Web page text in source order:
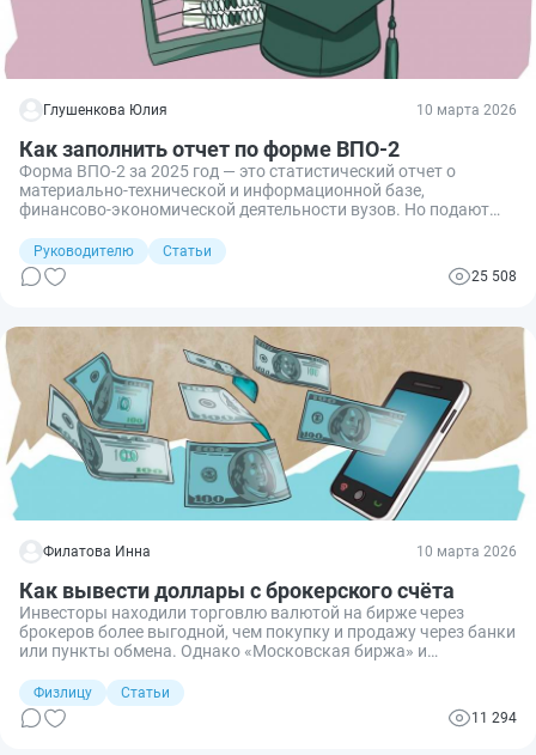
Глушенкова Юлия 10 марта 2026
Как заполнить отчет по форме ВПО-2
Форма ВПО-2 за 2025 год — это статистический отчет о
материально-технической и информационной базе,
финансово-экономической деятельности вузов. Но подают
образования.
Руководителю
Статьи
25 508
Филатова Инна 10 марта 2026
Как вывести доллары с брокерского счёта
Инвесторы находили торговлю валютой на бирже через
брокеров более выгодной, чем покупку и продажу через банки
или пункты обмена. Однако «Московская биржа» и
«Мосбиржи», подпали под санкции США, которые ограничили
их деятельность. Эти изменения привели к приостановке
торгов валютами, такими, как доллар США и евро, что
Физлицу
Статьи
11 294